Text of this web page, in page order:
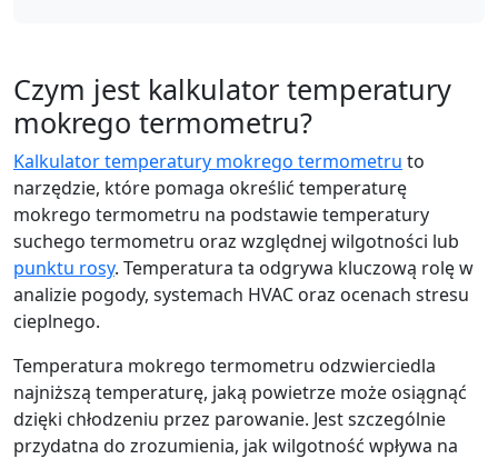
Czym jest kalkulator temperatury
mokrego termometru?
Kalkulator temperatury mokrego termometru to
narzędzie, które pomaga określić temperaturę
mokrego termometru na podstawie temperatury
suchego termometru oraz względnej wilgotności lub
punktu rosy. Temperatura ta odgrywa kluczową rolę w
analizie pogody, systemach HVAC oraz ocenach stresu
cieplnego.
Temperatura mokrego termometru odzwierciedla
najniższą temperaturę, jaką powietrze może osiągnąć
dzięki chłodzeniu przez parowanie. Jest szczególnie
przydatna do zrozumienia, jak wilgotność wpływa na